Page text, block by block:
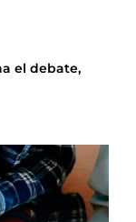
el debate,